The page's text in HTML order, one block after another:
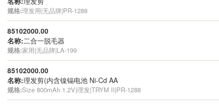
规格:理发用|无品牌|PR-1288
85102000.00
名称:二合一脱毛器
规格:家用|无品牌|LA-199
85102000.00
名称:理发剪(内含镍镉电池 Ni-Cd AA
规格:Size 800mAh 1.2V)理发|TRYM II|PR-1288